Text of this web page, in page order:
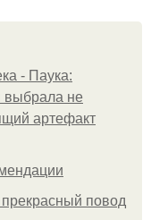
- Паука:
не
артефакт
повод